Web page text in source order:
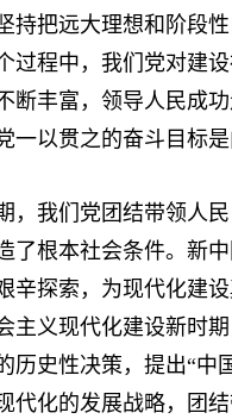
持把远大理想和阶段
过程中，我们党对建
断丰富，领导人民成
一以贯之的奋斗目标是
我们党团结带领人民
了根本社会条件。新
辛探索，为现代化建
主义现代化建设新时
历史性决策，提出“中
代化的发展战略，团